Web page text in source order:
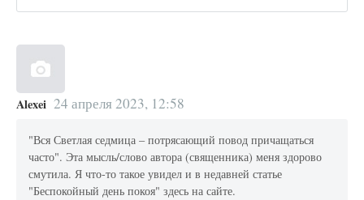
Alexei 24 апреля 2023, 12:58
"Вся Светлая седмица – потрясающий повод причащаться
часто". Эта мысль/слово автора (священника) меня здорово
смутила. Я что-то такое увидел и в недавней статье
"Беспокойный день покоя" здесь на сайте.